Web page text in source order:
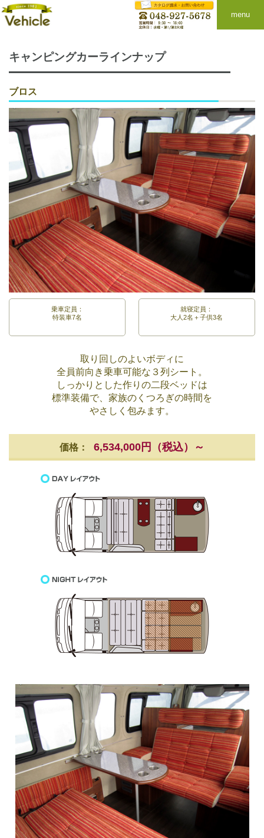
menu
キャンピングカーラインナップ
ブロス
乗車定員：
特装車7名
就寝定員：
大人2名＋子供3名
取り回しのよいボディに
全員前向き乗車可能な３列シート。
しっかりとした作りの二段ベッドは
標準装備で、家族のくつろぎの時間を
やさしく包みます。
価格： 6,534,000円（税込）～